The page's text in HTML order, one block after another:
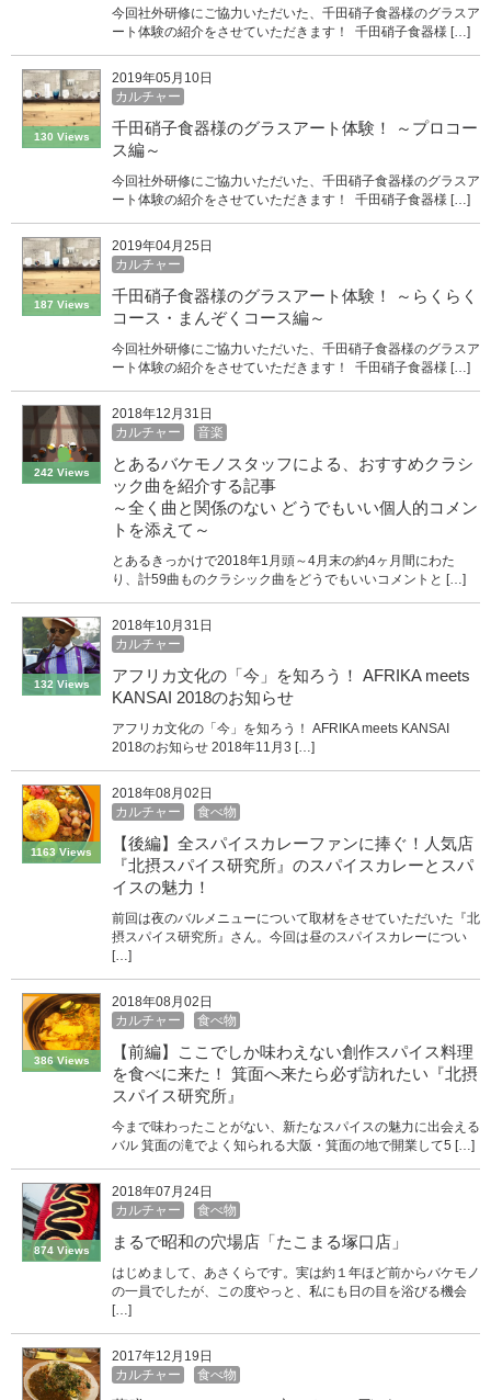
今回社外研修にご協力いただいた、千田硝子食器様のグラスア
ート体験の紹介をさせていただきます！ 千田硝子食器様 […]
130 Views
2019年05月10日
カルチャー
千田硝子食器様のグラスアート体験！ ～プロコー
ス編～
今回社外研修にご協力いただいた、千田硝子食器様のグラスア
ート体験の紹介をさせていただきます！ 千田硝子食器様 […]
187 Views
2019年04月25日
カルチャー
千田硝子食器様のグラスアート体験！ ～らくらく
コース・まんぞくコース編～
今回社外研修にご協力いただいた、千田硝子食器様のグラスア
ート体験の紹介をさせていただきます！ 千田硝子食器様 […]
242 Views
2018年12月31日
カルチャー
音楽
とあるバケモノスタッフによる、おすすめクラシ
ック曲を紹介する記事
～全く曲と関係のない どうでもいい個人的コメン
トを添えて～
とあるきっかけで2018年1月頭～4月末の約4ヶ月間にわた
り、計59曲ものクラシック曲をどうでもいいコメントと […]
132 Views
2018年10月31日
カルチャー
アフリカ文化の「今」を知ろう！ AFRIKA meets
KANSAI 2018のお知らせ
アフリカ文化の「今」を知ろう！ AFRIKA meets KANSAI
2018のお知らせ 2018年11月3 […]
1163 Views
2018年08月02日
カルチャー
食べ物
【後編】全スパイスカレーファンに捧ぐ！人気店
『北摂スパイス研究所』のスパイスカレーとスパ
イスの魅力！
前回は夜のバルメニューについて取材をさせていただいた『北
摂スパイス研究所』さん。今回は昼のスパイスカレーについ
[…]
386 Views
2018年08月02日
カルチャー
食べ物
【前編】ここでしか味わえない創作スパイス料理
を食べに来た！ 箕面へ来たら必ず訪れたい『北摂
スパイス研究所』
今まで味わったことがない、新たなスパイスの魅力に出会える
バル 箕面の滝でよく知られる大阪・箕面の地で開業して5 […]
874 Views
2018年07月24日
カルチャー
食べ物
まるで昭和の穴場店「たこまる塚口店」
はじめまして、あさくらです。実は約１年ほど前からバケモノ
の一員でしたが、この度やっと、私にも日の目を浴びる機会
[…]
2017年12月19日
カルチャー
食べ物